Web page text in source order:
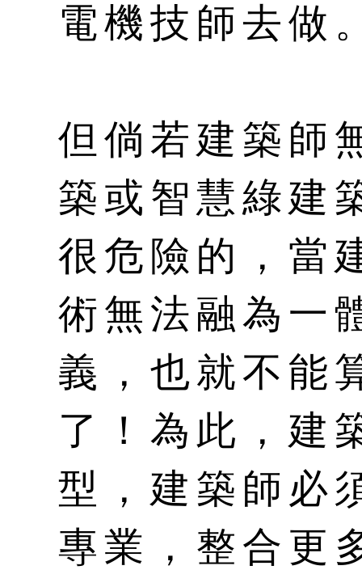
電機技師去做
但倘若建築師
築或智慧綠建
很危險的，當
術無法融為一
義，也就不能
了！為此，建
型，建築師必
專業，整合更